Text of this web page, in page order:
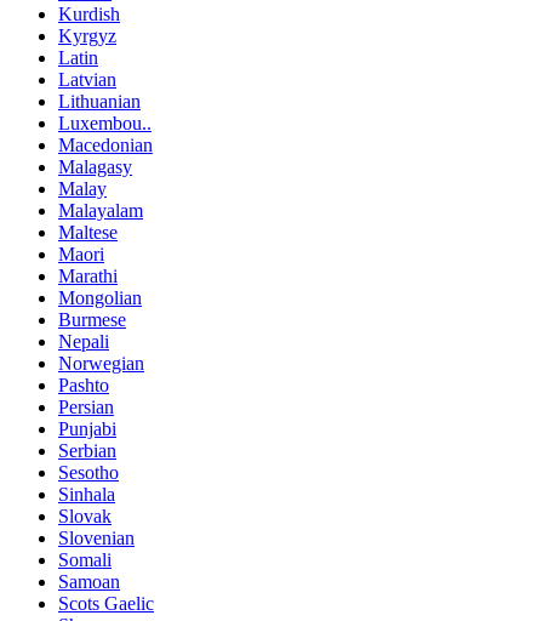
Kurdish
Kyrgyz
Latin
Latvian
Lithuanian
Luxembou..
Macedonian
Malagasy
Malay
Malayalam
Maltese
Maori
Marathi
Mongolian
Burmese
Nepali
Norwegian
Pashto
Persian
Punjabi
Serbian
Sesotho
Sinhala
Slovak
Slovenian
Somali
Samoan
Scots Gaelic